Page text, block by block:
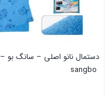
دستمال نانو اصلی – سانگ بو –